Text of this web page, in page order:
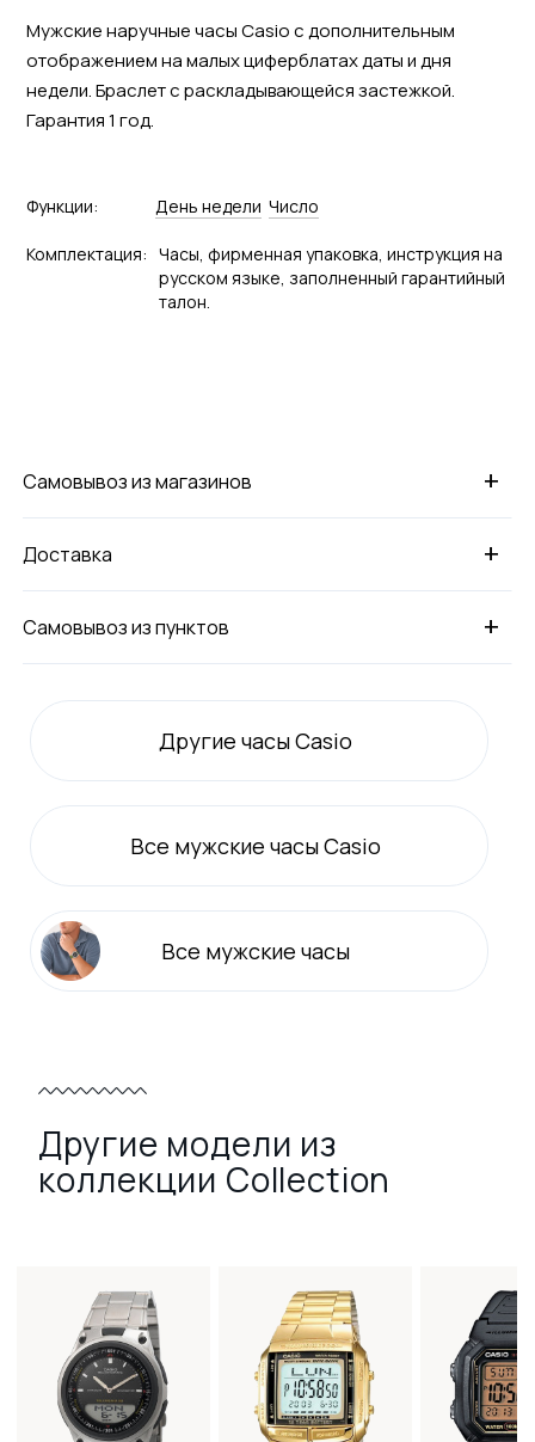
Мужские наручные часы Casio с дополнительным
отображением на малых циферблатах даты и дня
недели. Браслет с раскладывающейся застежкой.
Гарантия 1 год.
Функции: День недели Число
Комплектация: Часы, фирменная упаковка, инструкция на
русском языке, заполненный гарантийный
талон.
+
Самовывоз из магазинов
+
Доставка
+
Самовывоз из пунктов
Другие часы Casio
Все мужские часы Casio
Все мужские часы
Другие модели из
коллекции Collection